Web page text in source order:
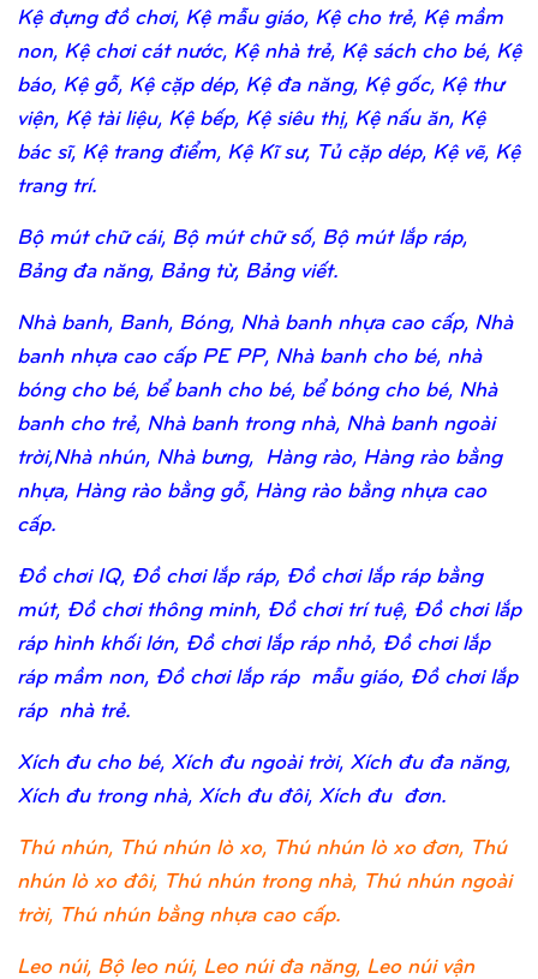
Kệ đựng đồ chơi, Kệ mẫu giáo, Kệ cho trẻ, Kệ mầm
non, Kệ chơi cát nước, Kệ nhà trẻ, Kệ sách cho bé, Kệ
báo, Kệ gỗ, Kệ cặp dép, Kệ đa năng, Kệ gốc, Kệ thư
viện, Kệ tài liệu, Kệ bếp, Kệ siêu thị, Kệ nấu ăn, Kệ
bác sĩ, Kệ trang điểm, Kệ Kĩ sư, Tủ cặp dép, Kệ vẽ, Kệ
trang trí.
Bộ mút chữ cái, Bộ mút chữ số, Bộ mút lắp ráp,
Bảng đa năng, Bảng từ, Bảng viết.
Nhà banh, Banh, Bóng, Nhà banh nhựa cao cấp, Nhà
banh nhựa cao cấp PE PP, Nhà banh cho bé, nhà
bóng cho bé, bể banh cho bé, bể bóng cho bé, Nhà
banh cho trẻ, Nhà banh trong nhà, Nhà banh ngoài
trời,Nhà nhún, Nhà bưng, Hàng rào, Hàng rào bằng
nhựa, Hàng rào bằng gỗ, Hàng rào bằng nhựa cao
cấp.
Đồ chơi IQ, Đồ chơi lắp ráp, Đồ chơi lắp ráp bằng
mút, Đồ chơi thông minh, Đồ chơi trí tuệ, Đồ chơi lắp
ráp hình khối lớn, Đồ chơi lắp ráp nhỏ, Đồ chơi lắp
ráp mầm non, Đồ chơi lắp ráp mẫu giáo, Đồ chơi lắp
ráp nhà trẻ.
Xích đu cho bé, Xích đu ngoài trời, Xích đu đa năng,
Xích đu trong nhà, Xích đu đôi, Xích đu đơn.
Thú nhún, Thú nhún lò xo, Thú nhún lò xo đơn, Thú
nhún lò xo đôi, Thú nhún trong nhà, Thú nhún ngoài
trời, Thú nhún bằng nhựa cao cấp.
Leo núi, Bộ leo núi, Leo núi đa năng, Leo núi vận